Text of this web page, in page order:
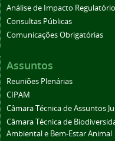
Análise de Impacto
Consultas Públicas
Comunicações Obrigatórias
Assuntos
Reuniões Plenárias
CIPAM
Câmara Técnica de Assuntos
Câmara Técnica de
Ambiental e Bem-Estar Animal